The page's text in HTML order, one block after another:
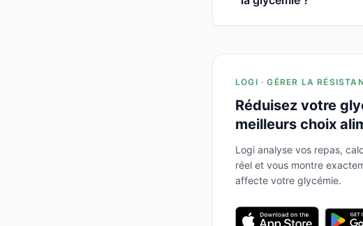
LOGI · GÉRER LA
Réduisez votre
meilleurs choix
Logi analyse vos repas,
réel et vous montre
affecte votre glycémie.